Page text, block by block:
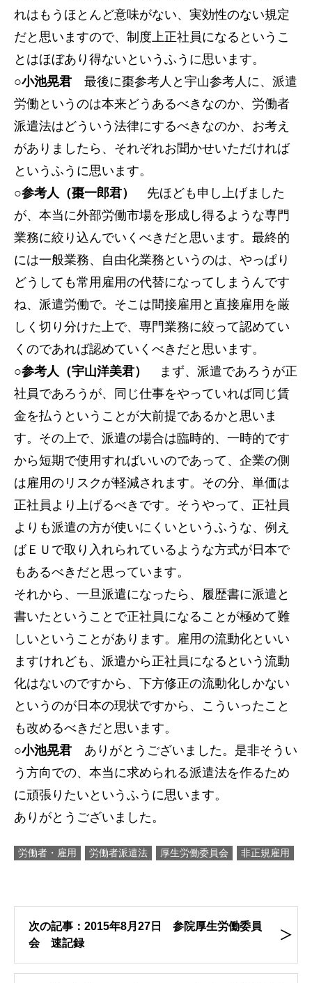
れはもうほとんど意味がない、実効性のない規定
だと思いますので、制度上正社員になるというこ
とはほぼあり得ないというふうに思います。
○小池晃君 最後に棗参考人と宇山参考人に、派遣
労働というのは本来どうあるべきなのか、労働者
派遣法はどういう法律にするべきなのか、お考え
がありましたら、それぞれお聞かせいただければ
というふうに思います。
○参考人（棗一郎君）
先ほども申し上げました
が、本当に外部労働市場を形成し得るような専門
業務に絞り込んでいくべきだと思います。最終的
には一般業務、自由化業務というのは、やっぱり
どうしても常用雇用の代替になってしまうんです
ね、派遣労働で。そこは間接雇用と直接雇用を厳
しく切り分けた上で、専門業務に絞って認めてい
くのであれば認めていくべきだと思います。
○参考人（宇山洋美君）
まず、派遣であろうが正
社員であろうが、同じ仕事をやっていれば同じ賃
金を払うということが大前提であるかと思いま
す。その上で、派遣の場合は臨時的、一時的です
から短期で使用すればいいのであって、企業の側
は雇用のリスクが軽減されます。その分、単価は
正社員より上げるべきです。そうやって、正社員
よりも派遣の方が使いにくいというふうな、例え
ばＥＵで取り入れられているような方式が日本で
もあるべきだと思っています。
それから、一旦派遣になったら、履歴書に派遣と
書いたということで正社員になることが極めて難
しいということがあります。雇用の流動化といい
ますけれども、派遣から正社員になるという流動
化はないのですから、下方修正の流動化しかない
というのが日本の現状ですから、こういったこと
も改めるべきだと思います。
○小池晃君 ありがとうございました。是非そうい
う方向での、本当に求められる派遣法を作るため
に頑張りたいというふうに思います。
ありがとうございました。
労働者・雇用 労働者派遣法 厚生労働委員会 非正規雇用
次の記事：2015年8月27日 参院厚生労働委員
会 速記録